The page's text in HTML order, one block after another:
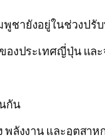
ายังอยู่ในช่วงปรับ
งประเทศญี่ปุ่น และ
กัน
ลังงาน และอุตสาห